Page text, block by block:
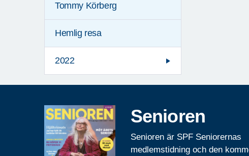
Tommy Körberg
Hemlig resa
2022
Senioren
Senioren är SPF Seniorernas
medlemstidning och den